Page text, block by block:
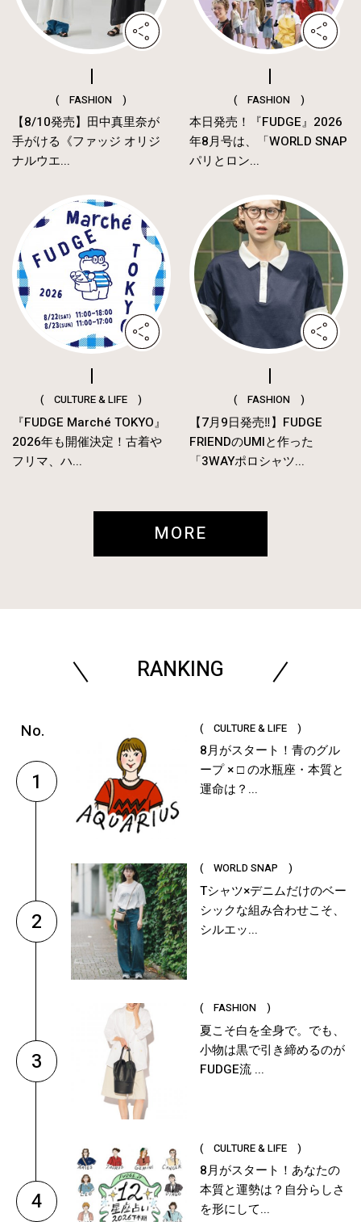
( FASHION )
【8/10発売】田中真里奈が
手がける《ファッジ オリジ
ナルウエ...
( FASHION )
本日発売！『FUDGE』2026
年8月号は、「WORLD SNAP
パリとロン...
( CULTURE & LIFE )
『FUDGE Marché TOKYO』
2026年も開催決定！古着や
フリマ、ハ...
( FASHION )
【7月9日発売‼︎】FUDGE
FRIENDのUMIと作った
「3WAYポロシャツ...
MORE
RANKING
1
( CULTURE & LIFE )
8月がスタート！青のグル
ープ × □ の水瓶座・本質と
運命は？...
2
( WORLD SNAP )
Tシャツ×デニムだけのベー
シックな組み合わせこそ、
シルエッ...
3
( FASHION )
夏こそ白を全身で。でも、
小物は黒で引き締めるのが
FUDGE流 ...
4
( CULTURE & LIFE )
8月がスタート！あなたの
本質と運勢は？自分らしさ
を形にして...